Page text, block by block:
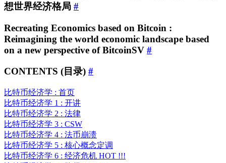
想世界经济格局 #
Recreating Economics based on Bitcoin :
Reimagining the world economic landscape based
on a new perspective of BitcoinSV #
CONTENTS (目录) #
比特币经济学 : 首页
比特币经济学 1 : 开讲
比特币经济学 2 : 法律
比特币经济学 3 : CSW
比特币经济学 4 : 法币崩溃
比特币经济学 5 : 核心概念定调
比特币经济学 6 : 经济危机 HOT !!!